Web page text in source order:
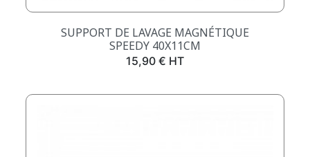
SUPPORT DE LAVAGE MAGNÉTIQUE
SPEEDY 40X11CM
Prix
15,90 € HT